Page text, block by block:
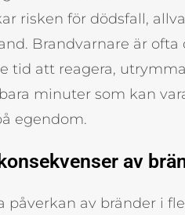
risken för dödsfall,
Brandvarnare är
tid att reagera,
minuter som kan
egendom.
av
påverkan av bränder i